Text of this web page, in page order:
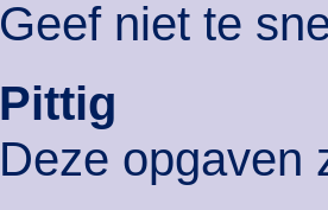
Geef niet te
Pittig
Deze opgaven